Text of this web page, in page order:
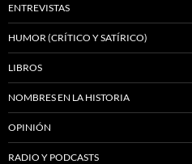
ENTREVISTAS
HUMOR (CRÍTICO Y SATÍRICO)
LIBROS
NOMBRES EN LA HISTORIA
OPINIÓN
RADIO Y PODCASTS